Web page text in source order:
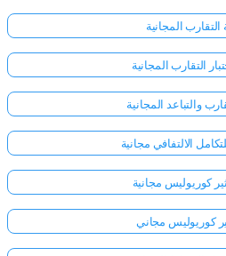
المجانية
التقارب المجانية
والتباعد المجانية
الالتفافي مجانية
كوريوليس مجانية
كوريوليس مجاني